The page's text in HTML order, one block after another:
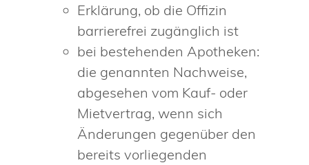
Erklärung, ob die Offizin
barrierefrei zugänglich ist
bei bestehenden Apotheken:
die genannten Nachweise,
abgesehen vom Kauf- oder
Mietvertrag, wenn sich
Änderungen gegenüber den
bereits vorliegenden